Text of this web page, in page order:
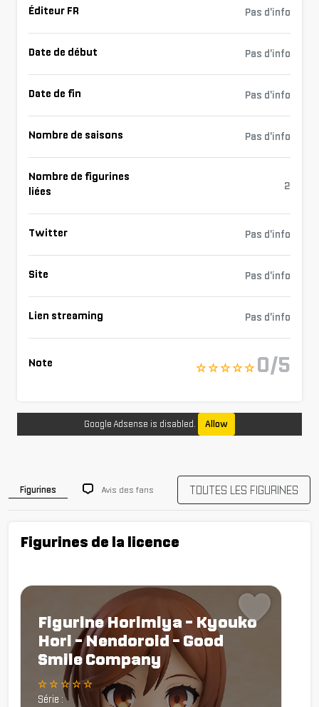
Éditeur FR Pas d'info
Date de début Pas d'info
Date de fin Pas d'info
Nombre de saisons Pas d'info
Nombre de figurines
liées
2
Twitter Pas d'info
Site Pas d'info
Lien streaming Pas d'info
Note ☆ ☆ ☆ ☆ ☆ 0/5
Google Adsense is disabled. Allow
Figurines Avis des fans TOUTES LES FIGURINES
Figurines de la licence
Figurine Horimiya - Kyouko
Hori - Nendoroid - Good
Smile Company
☆ ☆ ☆ ☆ ☆
Série :